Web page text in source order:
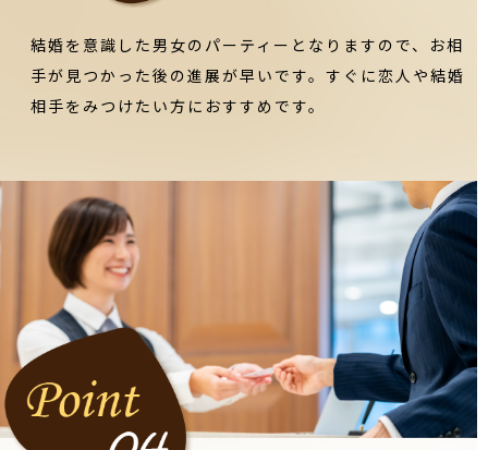
結婚を意識した男女のパーティーとなりますので、お相
手が見つかった後の進展が早いです。すぐに恋人や結婚
相手をみつけたい方におすすめです。